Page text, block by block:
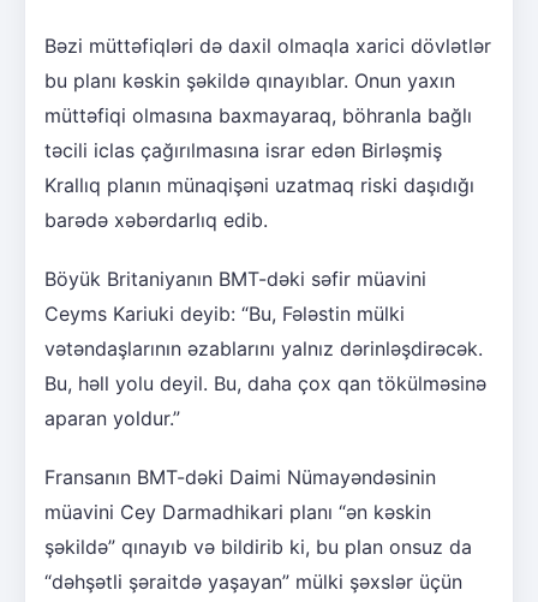
Bəzi müttəfiqləri də daxil olmaqla xarici dövlətlər
bu planı kəskin şəkildə qınayıblar. Onun yaxın
müttəfiqi olmasına baxmayaraq, böhranla bağlı
təcili iclas çağırılmasına israr edən Birləşmiş
Krallıq planın münaqişəni uzatmaq riski daşıdığı
barədə xəbərdarlıq edib.
Böyük Britaniyanın BMT-dəki səfir müavini
Ceyms Kariuki deyib: “Bu, Fələstin mülki
vətəndaşlarının əzablarını yalnız dərinləşdirəcək.
Bu, həll yolu deyil. Bu, daha çox qan tökülməsinə
aparan yoldur.”
Fransanın BMT-dəki Daimi Nümayəndəsinin
müavini Cey Darmadhikari planı “ən kəskin
şəkildə” qınayıb və bildirib ki, bu plan onsuz da
“dəhşətli şəraitdə yaşayan” mülki şəxslər üçün